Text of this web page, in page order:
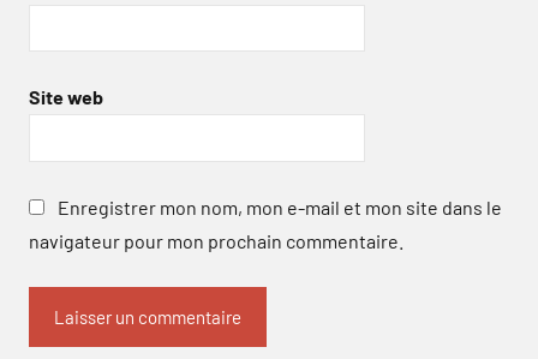
Site web
Enregistrer mon nom, mon e-mail et mon site dans le
navigateur pour mon prochain commentaire.